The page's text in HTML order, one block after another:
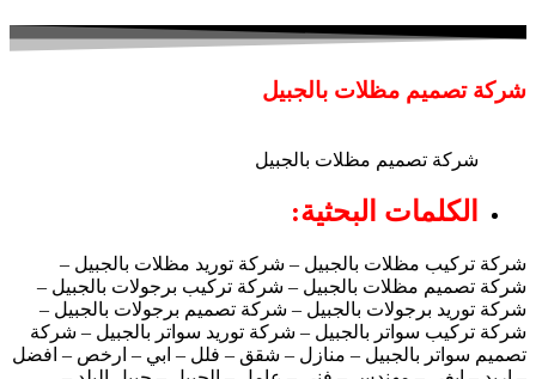
شركة تصميم مظلات بالجبيل
شركة تصميم مظلات بالجبيل
الكلمات البحثية:
شركة تركيب مظلات بالجبيل – شركة توريد مظلات بالجبيل –
شركة تصميم مظلات بالجبيل – شركة تركيب برجولات بالجبيل –
شركة توريد برجولات بالجبيل – شركة تصميم برجولات بالجبيل –
شركة تركيب سواتر بالجبيل – شركة توريد سواتر بالجبيل – شركة
تصميم سواتر بالجبيل – منازل – شقق – فلل – ابي – ارخص – افضل